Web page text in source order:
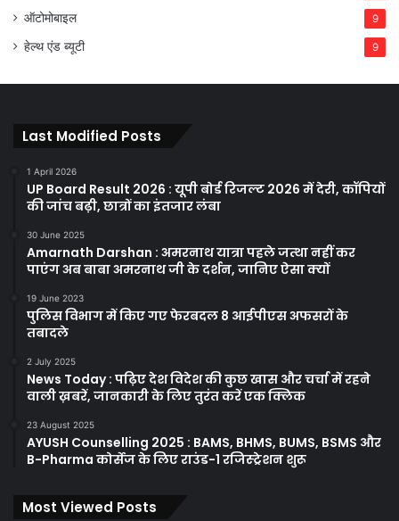
ऑटोमोबाइल 9
हेल्थ एंड ब्यूटी 9
Last Modified Posts
1 April 2026
UP Board Result 2026 : यूपी बोर्ड रिजल्ट 2026 में देरी, कॉपियों
की जांच बढ़ी, छात्रों का इंतजार लंबा
30 June 2025
Amarnath Darshan : अमरनाथ यात्रा पहले जत्था नहीं कर
पाएंग अब बाबा अमरनाथ जी के दर्शन, जानिए ऐसा क्यों
19 June 2023
पुलिस विभाग में किए गए फेरबदल 8 आईपीएस अफसरों के
तबादले
2 July 2025
News Today : पढ़िए देश विदेश की कुछ खास और चर्चा में रहने
वाली ख़बरें, जानकारी के लिए तुरंत करें एक क्लिक
23 August 2025
AYUSH Counselling 2025 : BAMS, BHMS, BUMS, BSMS और
B-Pharma कोर्सेज के लिए राउंड-1 रजिस्ट्रेशन शुरू
Most Viewed Posts